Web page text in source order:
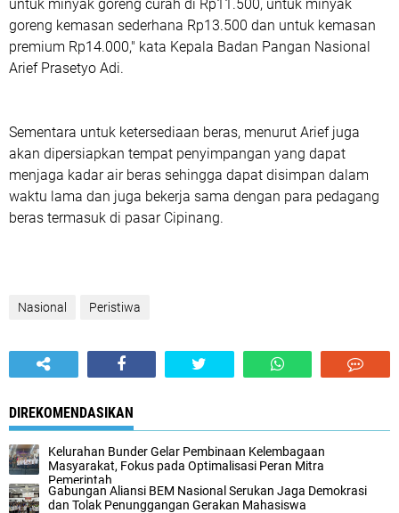
untuk minyak goreng curah di Rp11.500, untuk minyak
goreng kemasan sederhana Rp13.500 dan untuk kemasan
premium Rp14.000," kata Kepala Badan Pangan Nasional
Arief Prasetyo Adi.
Sementara untuk ketersediaan beras, menurut Arief juga
akan dipersiapkan tempat penyimpangan yang dapat
menjaga kadar air beras sehingga dapat disimpan dalam
waktu lama dan juga bekerja sama dengan para pedagang
beras termasuk di pasar Cipinang.
Nasional Peristiwa
DIREKOMENDASIKAN
Kelurahan Bunder Gelar Pembinaan Kelembagaan
Masyarakat, Fokus pada Optimalisasi Peran Mitra
Pemerintah
Gabungan Aliansi BEM Nasional Serukan Jaga Demokrasi
dan Tolak Penunggangan Gerakan Mahasiswa